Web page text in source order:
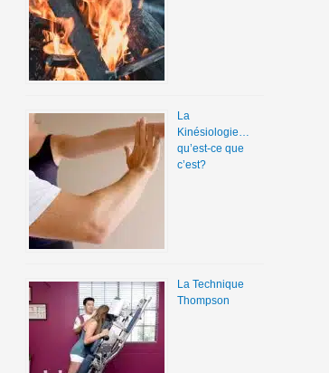
La
Kinésiologie…
qu’est-ce que
c’est?
La Technique
Thompson